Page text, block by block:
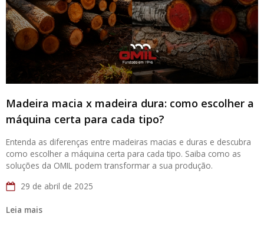
Madeira macia x madeira dura: como escolher a
máquina certa para cada tipo?
Entenda as diferenças entre madeiras macias e duras e descubra
como escolher a máquina certa para cada tipo. Saiba como as
soluções da OMIL podem transformar a sua produção.
29 de abril de 2025
Leia mais